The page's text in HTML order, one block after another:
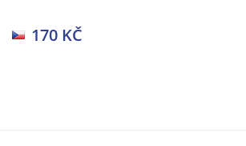
170 KČ